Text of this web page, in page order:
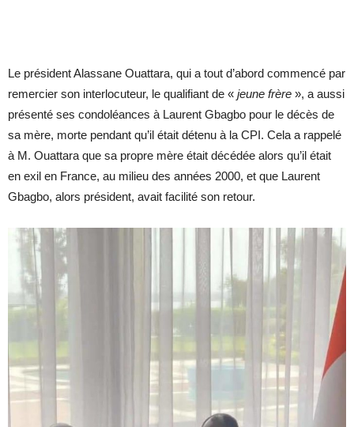
Le président Alassane Ouattara, qui a tout d’abord commencé par
remercier son interlocuteur, le qualifiant de « jeune frère », a aussi
présenté ses condoléances à Laurent Gbagbo pour le décès de
sa mère, morte pendant qu’il était détenu à la CPI. Cela a rappelé
à M. Ouattara que sa propre mère était décédée alors qu’il était
en exil en France, au milieu des années 2000, et que Laurent
Gbagbo, alors président, avait facilité son retour.